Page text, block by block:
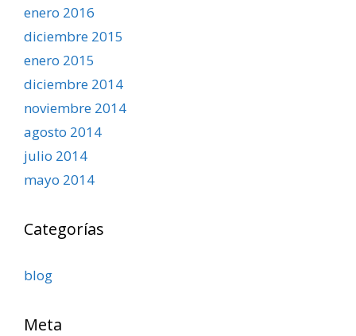
enero 2016
diciembre 2015
enero 2015
diciembre 2014
noviembre 2014
agosto 2014
julio 2014
mayo 2014
Categorías
blog
Meta